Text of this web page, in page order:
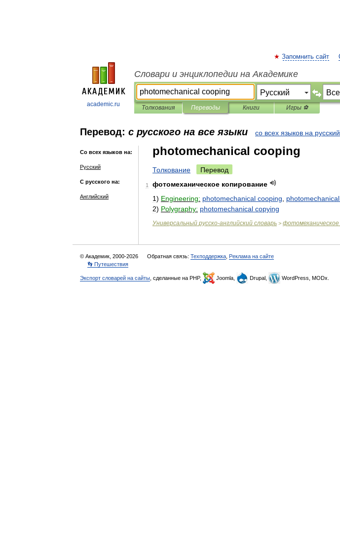
academic.ru
Запомнить сайт
Словари и энциклопедии на Академике
Толкования Переводы Книги Игры ⚽
Перевод: с русского на все языки со всех языков на русский
Со всех языков на:
Русский
С русского на:
Английский
photomechanical cooping
Толкование Перевод
1 фотомеханическое копирование
1) Engineering: photomechanical cooping photomechanical
2) Polygraphy: photomechanical copying
Универсальный русско-английский словарь > фотомеханическое
© Академик, 2000-2026 Обратная связь: Техподдержка Реклама на сайте
👣 Путешествия
Экспорт словарей на сайты , сделанные на PHP, Joomla, Drupal, WordPress, MODx.